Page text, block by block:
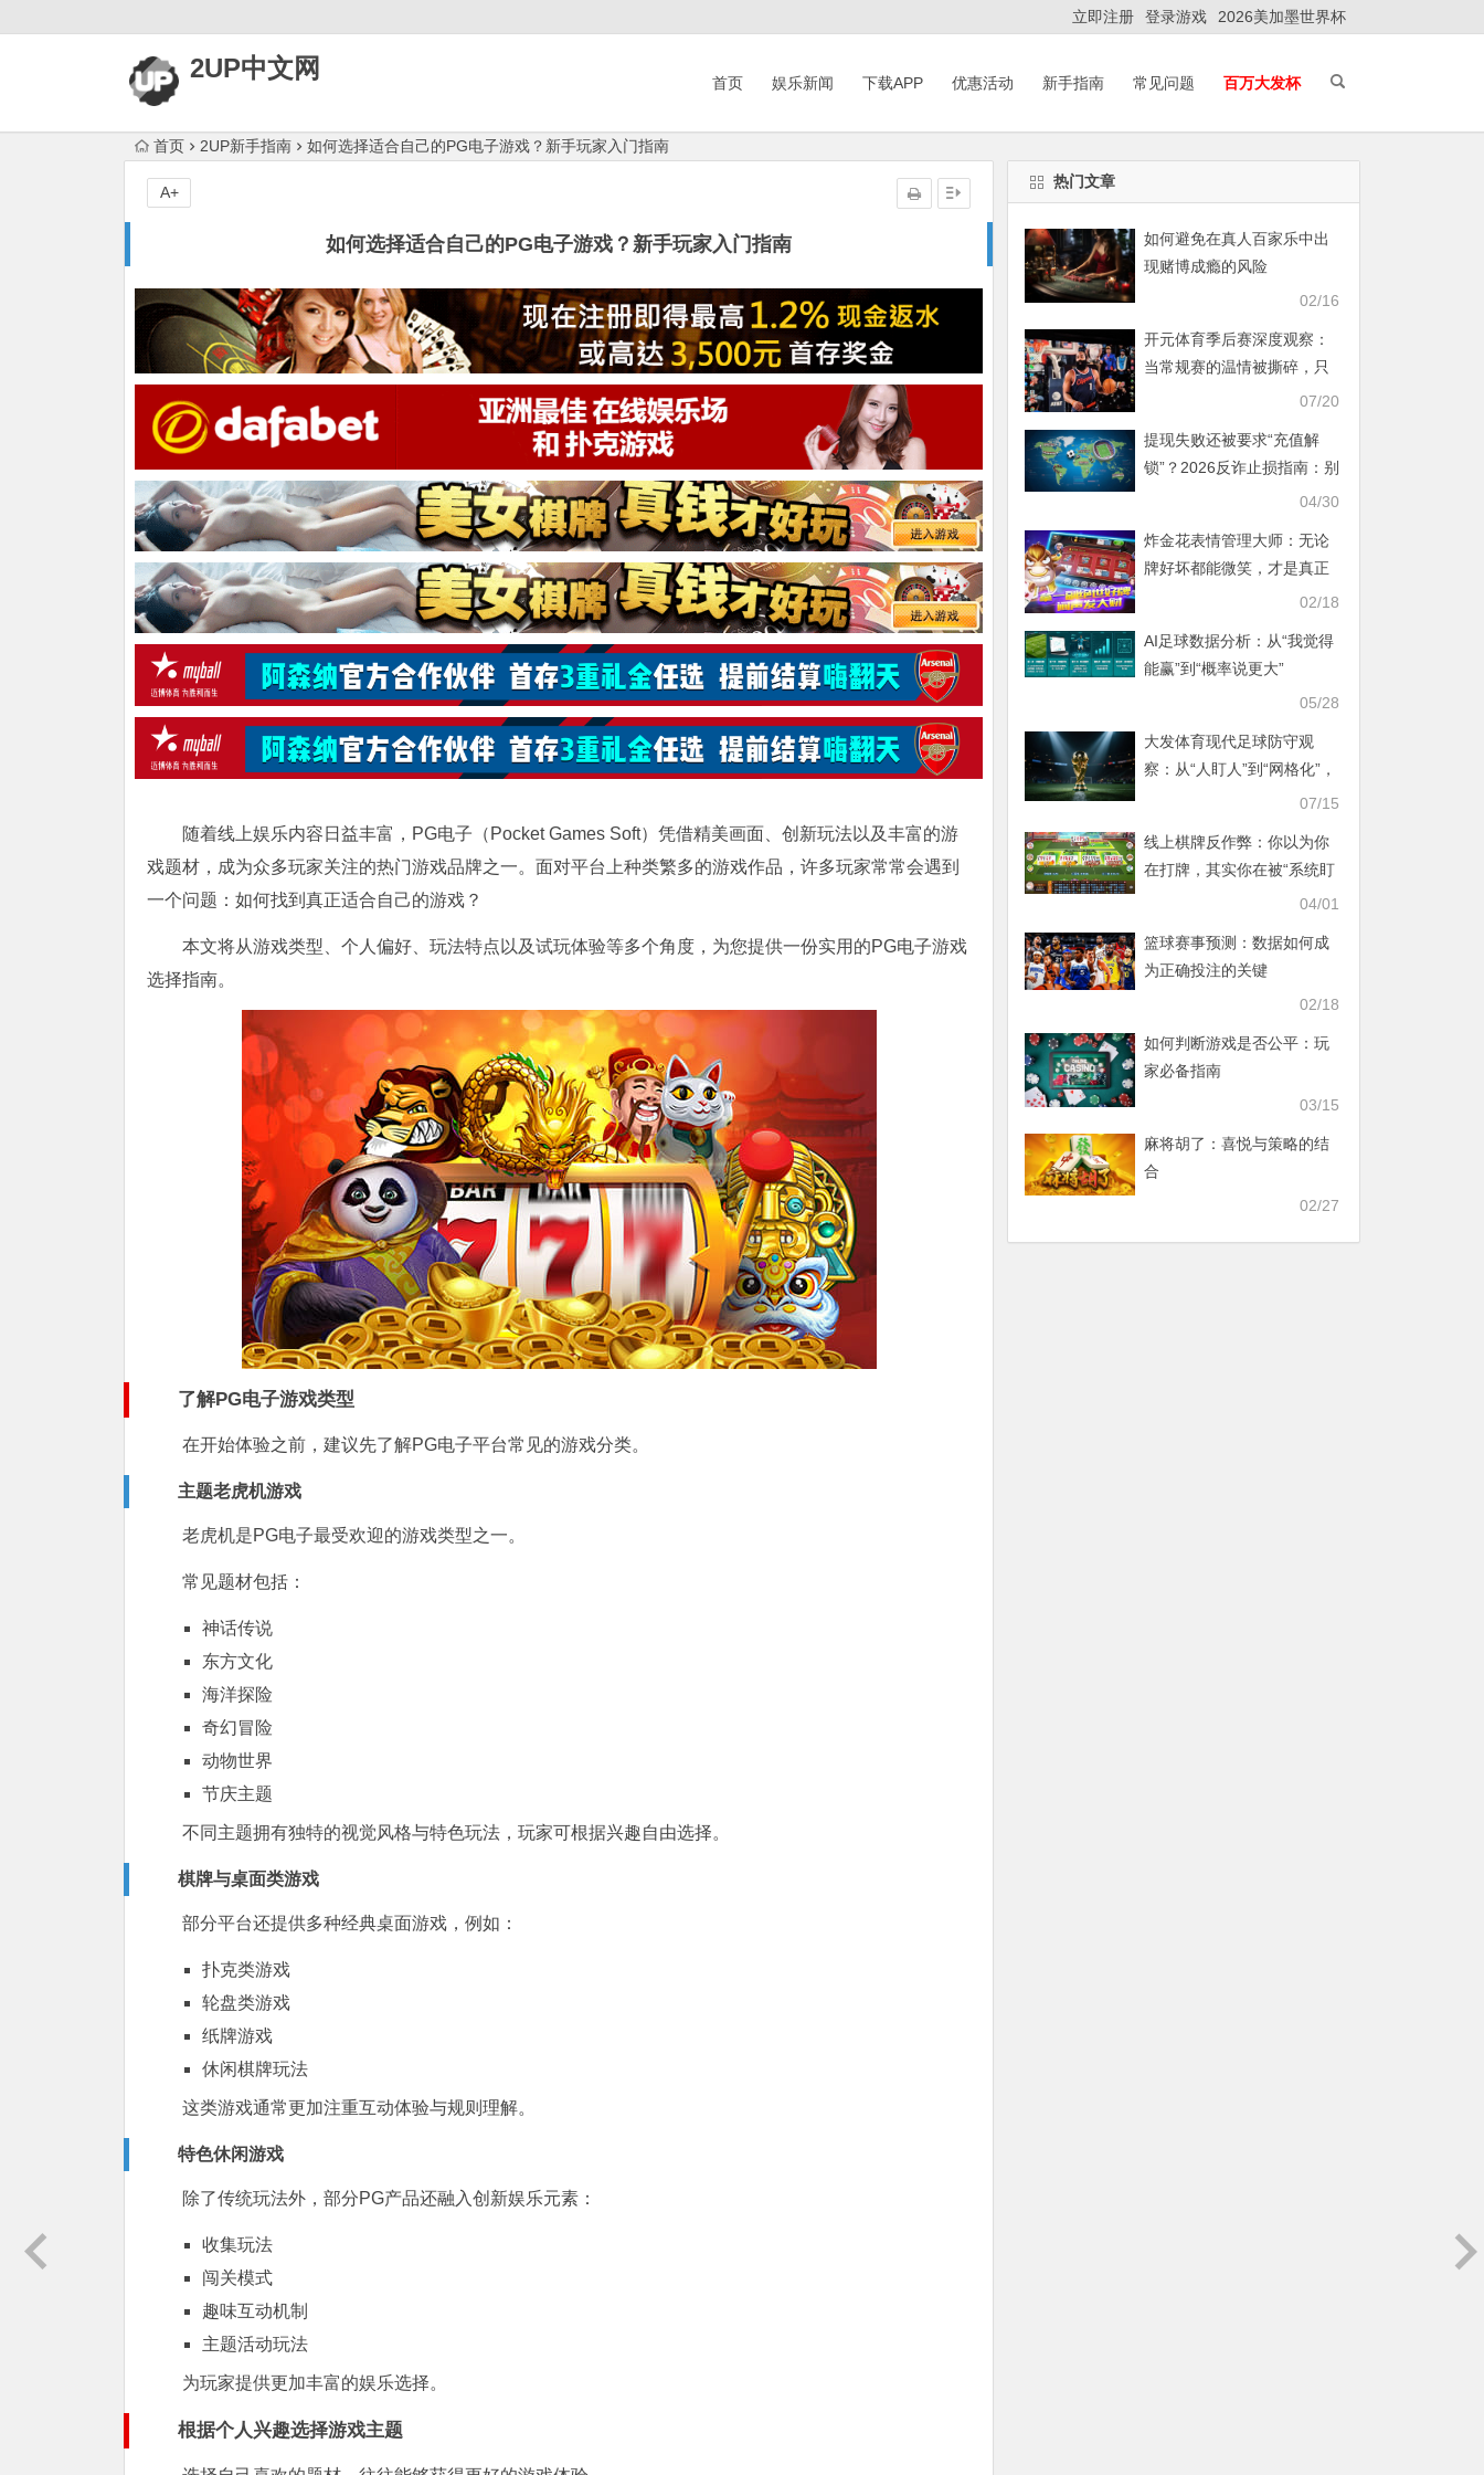
立即注册 登录游戏 2026美加墨世界杯
2UP中文网 首页 娱乐新闻 下载APP 优惠活动 新手指南 常见问题 百万大发杯
首页 2UP新手指南 如何选择适合自己的PG电子游戏？新手玩家入门指南
如何选择适合自己的PG电子游戏？新手玩家入门指南
A+
随着线上娱乐内容日益丰富，PG电子（Pocket Games Soft）凭借精美画面、创新玩法以及丰富的游
戏题材，成为众多玩家关注的热门游戏品牌之一。面对平台上种类繁多的游戏作品，许多玩家常常会遇到
一个问题：如何找到真正适合自己的游戏？
本文将从游戏类型、个人偏好、玩法特点以及试玩体验等多个角度，为您提供一份实用的PG电子游戏
选择指南。
了解PG电子游戏类型
在开始体验之前，建议先了解PG电子平台常见的游戏分类。
主题老虎机游戏
老虎机是PG电子最受欢迎的游戏类型之一。
常见题材包括：
神话传说
东方文化
海洋探险
奇幻冒险
动物世界
节庆主题
不同主题拥有独特的视觉风格与特色玩法，玩家可根据兴趣自由选择。
棋牌与桌面类游戏
部分平台还提供多种经典桌面游戏，例如：
扑克类游戏
轮盘类游戏
纸牌游戏
休闲棋牌玩法
这类游戏通常更加注重互动体验与规则理解。
特色休闲游戏
除了传统玩法外，部分PG产品还融入创新娱乐元素：
收集玩法
闯关模式
趣味互动机制
主题活动玩法
为玩家提供更加丰富的娱乐选择。
根据个人兴趣选择游戏主题
热门文章
如何避免在真人百家乐中出
现赌博成瘾的风险
02/16
开元体育季后赛深度观察：
当常规赛的温情被撕碎，只
07/20
提现失败还被要求“充值解
锁”？2026反诈止损指南：别
04/30
炸金花表情管理大师：无论
牌好坏都能微笑，才是真正
02/18
AI足球数据分析：从“我觉得
能赢”到“概率说更大”
05/28
大发体育现代足球防守观
察：从“人盯人”到“网格化”，
07/15
线上棋牌反作弊：你以为你
在打牌，其实你在被“系统盯
04/01
篮球赛事预测：数据如何成
为正确投注的关键
02/18
如何判断游戏是否公平：玩
家必备指南
03/15
麻将胡了：喜悦与策略的结
合
02/27